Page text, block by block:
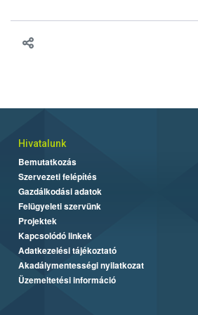
minden adatot összevetve dönteni
folyamatban szeretnénk segítséget
Hivatalunk
Bemutatkozás
Szervezeti felépítés
Gazdálkodási adatok
Felügyeleti szervünk
Projektek
Kapcsolódó linkek
Adatkezelési tájékoztató
Akadálymentességi nyilatkozat
Üzemeltetési információ